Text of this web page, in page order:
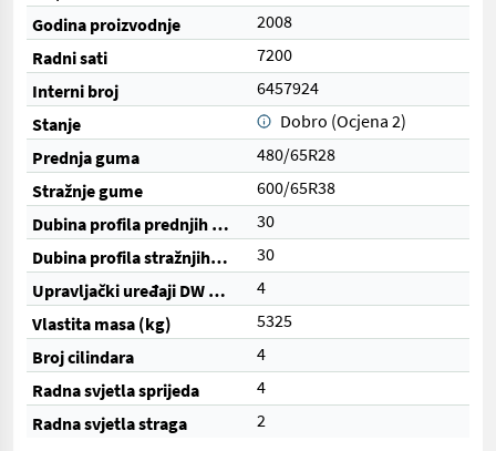
Godina proizvodnje
2008
Radni sati
7200
Interni broj
6457924
Stanje
Dobro (Ocjena 2)
Prednja guma
480/65R28
Stražnje gume
600/65R38
Dubina profila prednjih guma (%)
30
Dubina profila stražnjih guma (%)
30
Upravljački uređaji DW (ukupno)
4
Vlastita masa (kg)
5325
Broj cilindara
4
Radna svjetla sprijeda
4
Radna svjetla straga
2